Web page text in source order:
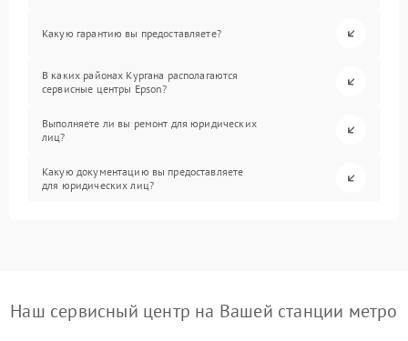
Какую гарантию вы предоставляете?
В каких районах Кургана располагаются
сервисные центры Epson?
Выполняете ли вы ремонт для юридических
лиц?
Какую документацию вы предоставляете
для юридических лиц?
Наш сервисный центр на Вашей станции метро